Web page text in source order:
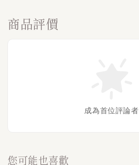
商品評價
成為首位評論者
您可能也喜歡